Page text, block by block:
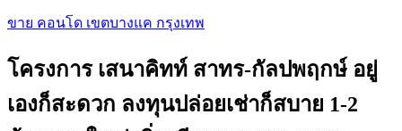
ขาย คอนโด เขตบางแค กรุงเทพ
โครงการ เสนาคิทท์ สาทร-กัลปพฤกษ์ อยู่
เองก็สะดวก ลงทุนปล่อยเช่าก็สบาย 1-2